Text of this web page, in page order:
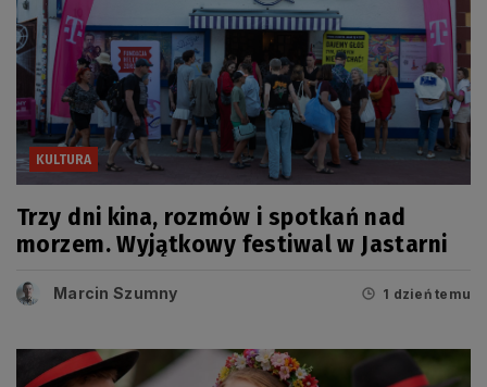
KULTURA
Trzy dni kina, rozmów i spotkań nad
morzem. Wyjątkowy festiwal w Jastarni
Marcin Szumny 1 dzień temu